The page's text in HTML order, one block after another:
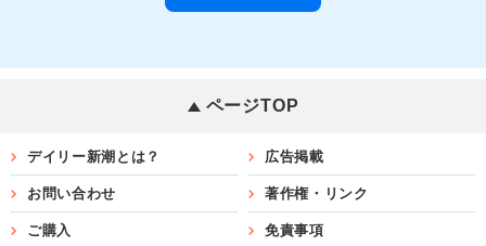
ページTOP
デイリー新潮とは？ 広告掲載
お問い合わせ 著作権・リンク
ご購入 免責事項